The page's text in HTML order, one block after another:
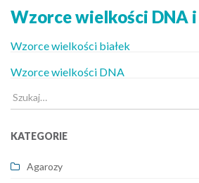
Wzorce wielkości DNA i
Wzorce wielkości białek
Wzorce wielkości DNA
Szukaj
dla:
KATEGORIE
Agarozy